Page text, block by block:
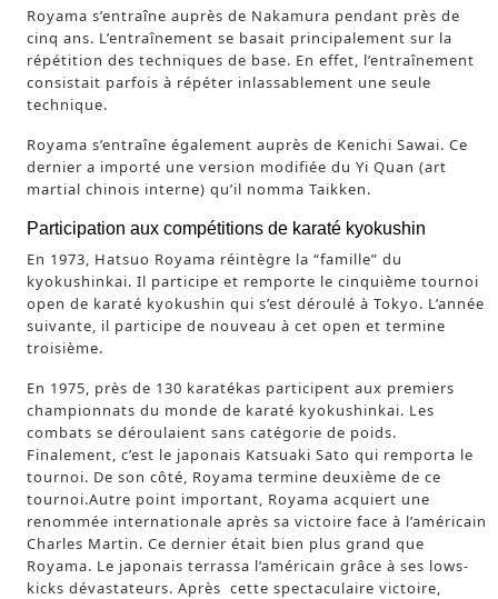
Royama s’entraîne auprès de Nakamura pendant près de
cinq ans. L’entraînement se basait principalement sur la
répétition des techniques de base. En effet, l’entraînement
consistait parfois à répéter inlassablement une seule
technique.
Royama s’entraîne également auprès de Kenichi Sawai. Ce
dernier a importé une version modifiée du Yi Quan (art
martial chinois interne) qu’il nomma Taikken.
Participation aux compétitions de karaté kyokushin
En 1973, Hatsuo Royama réintègre la “famille” du
kyokushinkai. Il participe et remporte le cinquième tournoi
open de karaté kyokushin qui s’est déroulé à Tokyo. L’année
suivante, il participe de nouveau à cet open et termine
troisième.
En 1975, près de 130 karatékas participent aux premiers
championnats du monde de karaté kyokushinkai. Les
combats se déroulaient sans catégorie de poids.
Finalement, c’est le japonais Katsuaki Sato qui remporta le
tournoi. De son côté, Royama termine deuxième de ce
tournoi.Autre point important, Royama acquiert une
renommée internationale après sa victoire face à l’américain
Charles Martin. Ce dernier était bien plus grand que
Royama. Le japonais terrassa l’américain grâce à ses lows-
kicks dévastateurs. Après cette spectaculaire victoire,